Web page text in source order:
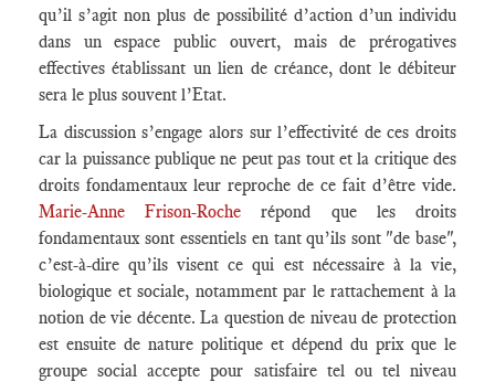
qu’il s’agit non plus de possibilité d’action d’un individu
dans un espace public ouvert, mais de prérogatives
effectives établissant un lien de créance, dont le débiteur
sera le plus souvent l’Etat.
La discussion s’engage alors sur l’effectivité de ces droits
car la puissance publique ne peut pas tout et la critique des
droits fondamentaux leur reproche de ce fait d’être vide.
Marie-Anne Frison-Roche répond que les droits
fondamentaux sont essentiels en tant qu’ils sont "de base",
c’est-à-dire qu’ils visent ce qui est nécessaire à la vie,
biologique et sociale, notamment par le rattachement à la
notion de vie décente. La question de niveau de protection
est ensuite de nature politique et dépend du prix que le
groupe social accepte pour satisfaire tel ou tel niveau